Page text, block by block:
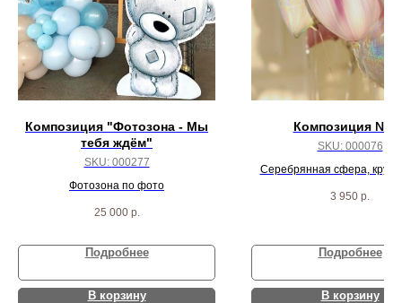
Композиция "Фотозона - Мы
тебя ждём"
SKU: 000277
Фотозона по фото
25 000 р.
Подробнее
В корзину
Композиция №
SKU: 000076
Серебрянная сфера, круг
агата
3 950 р.
Подробнее
В корзину